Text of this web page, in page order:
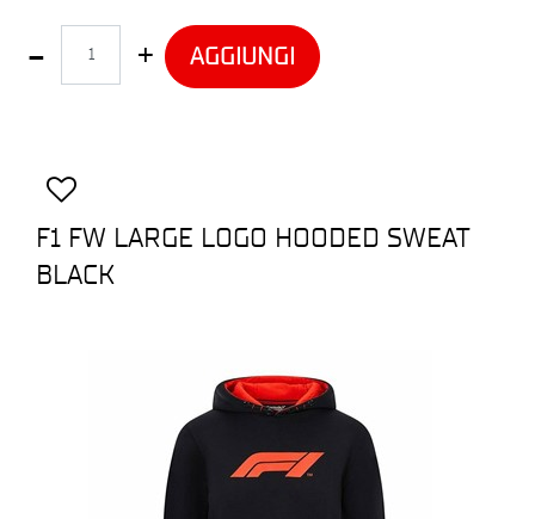
AGGIUNGI
F1 FW LARGE LOGO HOODED SWEAT
BLACK